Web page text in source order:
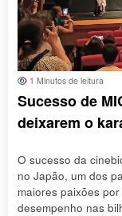
1 Minutos de leitura
Sucesso de
deixarem o
O sucesso da
no Japão, um dos
maiores paixões
desempenho nas